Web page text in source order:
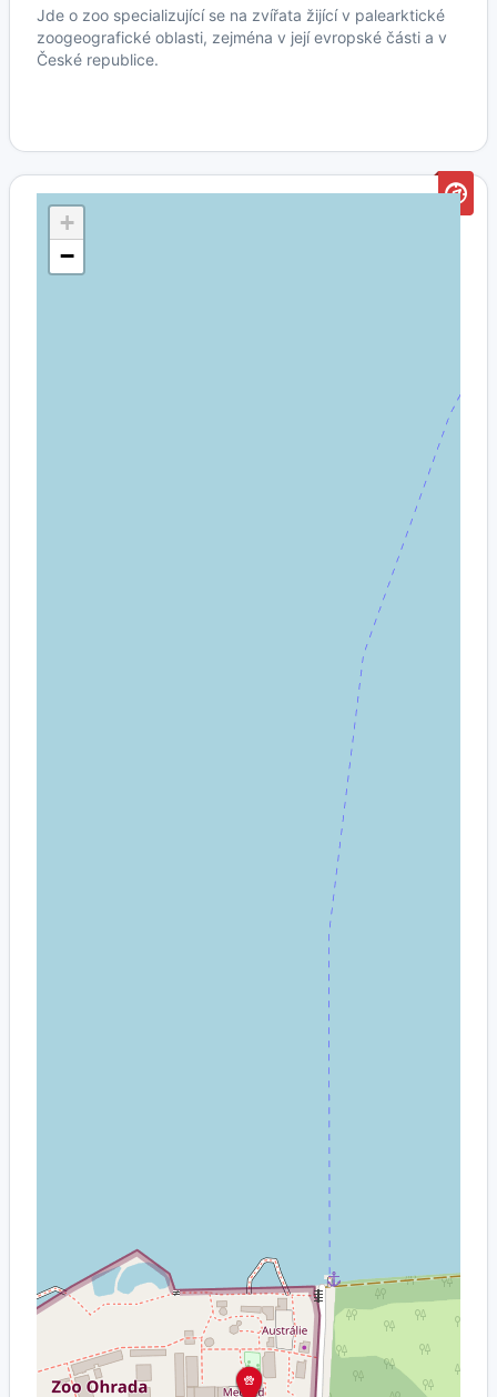
Jde o zoo specializující se na zvířata žijící v palearktické
zoogeografické oblasti, zejména v její evropské části a v
České republice.
+
−